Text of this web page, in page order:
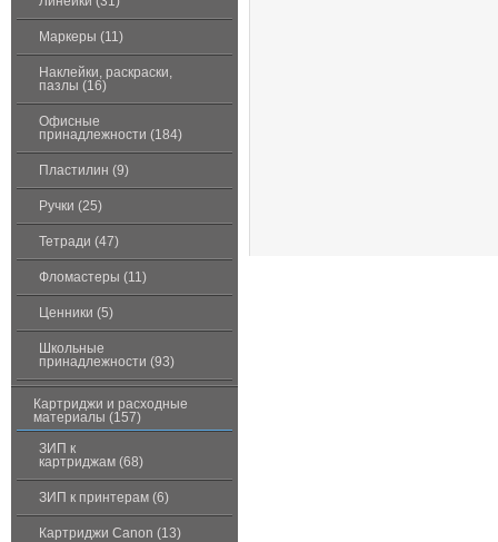
Маркеры (11)
Наклейки, раскраски,
пазлы (16)
Офисные
принадлежности (184)
Пластилин (9)
Ручки (25)
Тетради (47)
Фломастеры (11)
Ценники (5)
Школьные
принадлежности (93)
Картриджи и расходные
материалы (157)
ЗИП к
картриджам (68)
ЗИП к принтерам (6)
Картриджи Canon (13)